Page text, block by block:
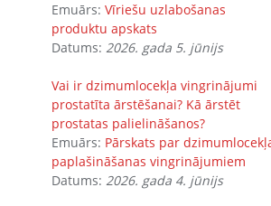
Emuārs: Vīriešu uzlabošanas
produktu apskats
Datums: 2026. gada 5. jūnijs
Vai ir dzimumlocekļa vingrinājumi
prostatīta ārstēšanai? Kā ārstēt
prostatas palielināšanos?
Emuārs: Pārskats par
paplašināšanas vingrinājumiem
Datums: 2026. gada 4. jūnijs